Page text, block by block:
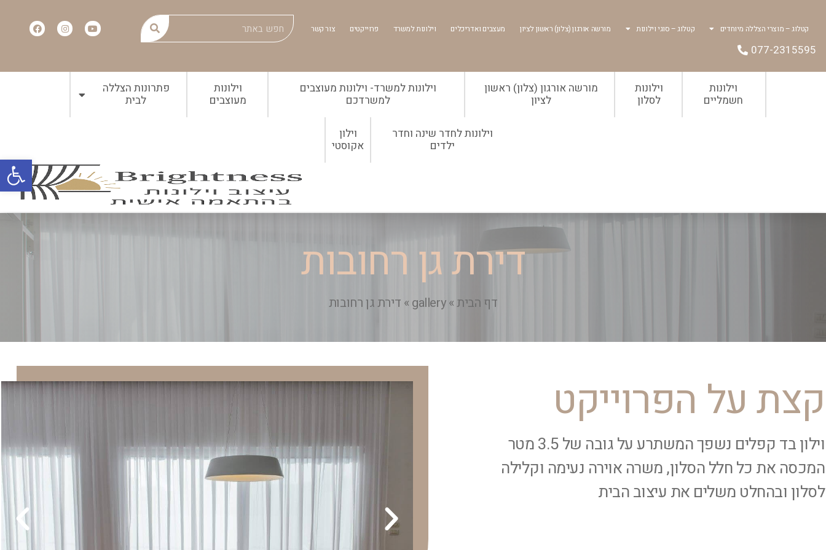
קטלוג – מוצרי הצללה מיוחדים קטלוג – סוגי וילונות מורשה אורגון (צלון) ראשון לציון מעצבים ואדריכלים וילונות למשרד פרוייקטים צור קשר
077-2315595
וילונות
חשמליים
וילונות
לסלון
מורשה אורגון (צלון) ראשון
לציון
וילונות למשרד- וילונות מעוצבים
למשרדכם
וילונות
מעוצבים
פתרונות הצללה
לבית
וילונות לחדר שינה וחדר
ילדים
וילון
אקוסטי
דירת גן רחובות
דף הבית»
gallery
» דירת גן רחובות
קצת על הפרוייקט
וילון בד קפלים נשפך המשתרע על גובה של 3.5 מטר
המכסה את כל חלל הסלון, משרה אוירה נעימה וקלילה
לסלון ובהחלט משלים את עיצוב הבית